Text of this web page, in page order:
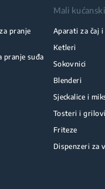
pranje
pranje suđa
Mali
Aparati za čaj i
Ketleri
Sokovnici
Blenderi
Sjeckalice i
Tosteri i grilovi
Friteze
Dispenzeri za